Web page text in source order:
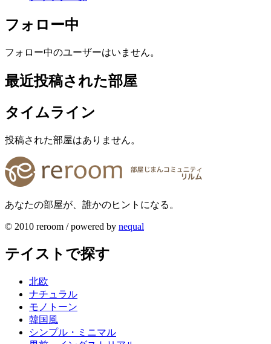
フォロー中
フォロー中のユーザーはいません。
最近投稿された部屋
タイムライン
投稿された部屋はありません。
あなたの部屋が、誰かのヒントになる。
© 2010 reroom / powered by nequal
テイストで探す
北欧
ナチュラル
モノトーン
韓国風
シンプル・ミニマル